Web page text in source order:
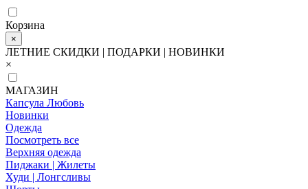
Корзина
×
ЛЕТНИЕ СКИДКИ | ПОДАРКИ | НОВИНКИ
×
МАГАЗИН
Капсула Любовь
Новинки
Одежда
Посмотреть все
Верхняя одежда
Пиджаки | Жилеты
Худи | Лонгсливы